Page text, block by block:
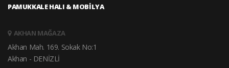
PAMUKKALE HALI & MOBİLYA
AKHAN MAĞAZA
Akhan Mah. 169. Sokak No:1
Akhan - DENİZLİ